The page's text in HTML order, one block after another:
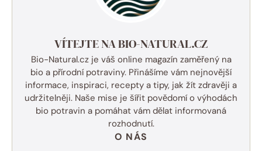
VÍTEJTE NA BIO-NATURAL.CZ
Bio-Natural.cz je váš online magazín zaměřený na
bio a přírodní potraviny. Přinášíme vám nejnovější
informace, inspiraci, recepty a tipy, jak žít zdravěji a
udržitelněji. Naše mise je šířit povědomí o výhodách
bio potravin a pomáhat vám dělat informovaná
rozhodnutí.
O NÁS